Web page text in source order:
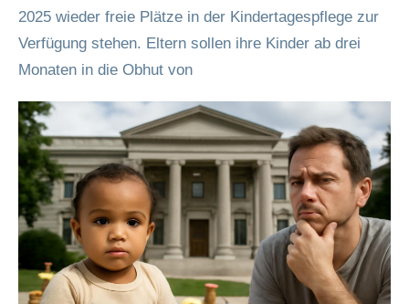
2025 wieder freie Plätze in der Kindertagespflege zur
Verfügung stehen. Eltern sollen ihre Kinder ab drei
Monaten in die Obhut von